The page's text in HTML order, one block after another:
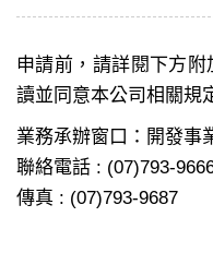
申請前，請詳閱下方
讀並同意本公司相關規
業務承辦窗口：開發事
聯絡電話 : (07)793-
傳真 : (07)793-9687